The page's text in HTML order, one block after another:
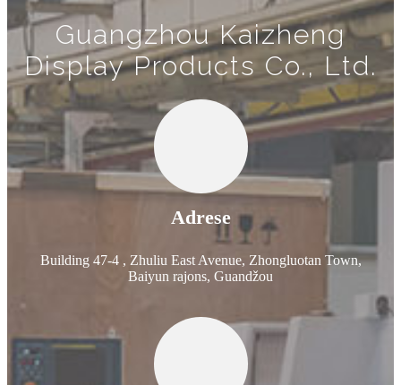
Guangzhou Kaizheng
Display Products Co., Ltd.
Adrese
Building 47-4 , Zhuliu East Avenue, Zhongluotan Town,
Baiyun rajons, Guandžou